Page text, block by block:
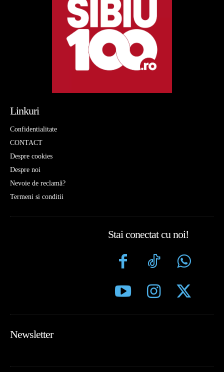
Linkuri
Confidentialitate
CONTACT
Despre cookies
Despre noi
Nevoie de reclamă?
Termeni si conditii
Stai conectat cu noi!
Newsletter